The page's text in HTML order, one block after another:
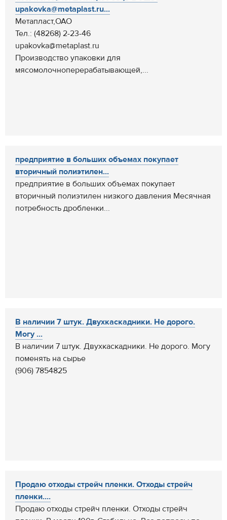
upakovka@metaplast.ru...
Метапласт,ОАО
Тел.: (48268) 2-23-46
upakovka@metaplast.ru
Производство упаковки для
мясомолочноперерабатывающей,...
предприятие в больших объемах покупает
вторичный полиэтилен...
предприятие в больших объемах покупает
вторичный полиэтилен низкого давления Месячная
потребность дробленки...
В наличии 7 штук. Двухкаскадники. Не дорого.
Могу ...
В наличии 7 штук. Двухкаскадники. Не дорого. Могу
поменять на сырье
(906) 7854825
Продаю отходы стрейч пленки. Отходы стрейч
пленки....
Продаю отходы стрейч пленки. Отходы стрейч